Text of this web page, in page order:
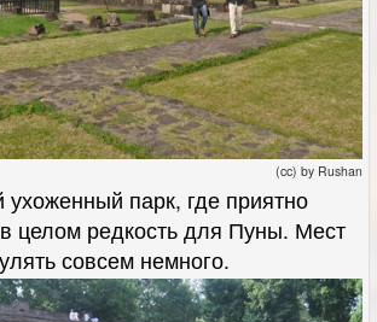
(cc) by Rushan
ухоженный парк, где приятно
целом редкость для Пуны. Мест
совсем немного.